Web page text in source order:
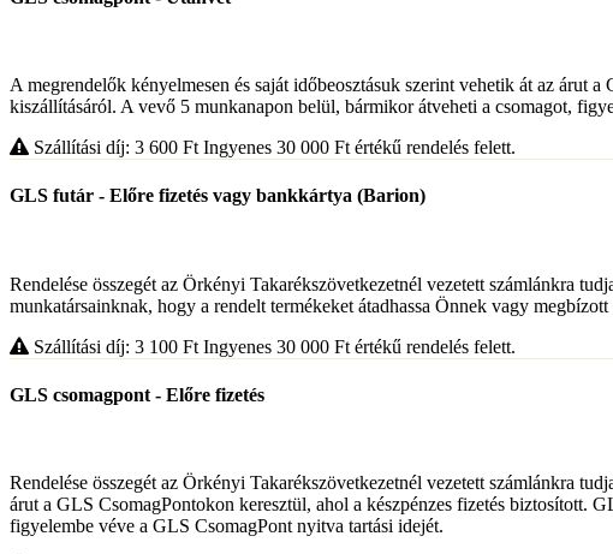
A megrendelők kényelmesen és saját időbeosztásuk szerint vehetik át az árut
kiszállításáról. A vevő 5 munkanapon belül, bármikor átveheti a csomagot,
Szállítási díj: 3 600 Ft Ingyenes 30 000 Ft értékű rendelés felett.
GLS futár - Előre fizetés vagy bankkártya (Barion)
Rendelése összegét az Örkényi Takarékszövetkezetnél vezetett számlánkra
munkatársainknak, hogy a rendelt termékeket átadhassa Önnek vagy
Szállítási díj: 3 100 Ft Ingyenes 30 000 Ft értékű rendelés felett.
GLS csomagpont - Előre fizetés
Rendelése összegét az Örkényi Takarékszövetkezetnél vezetett számlánkra
árut a GLS CsomagPontokon keresztül, ahol a készpénzes fizetés biztosított.
figyelembe véve a GLS CsomagPont nyitva tartási idejét.